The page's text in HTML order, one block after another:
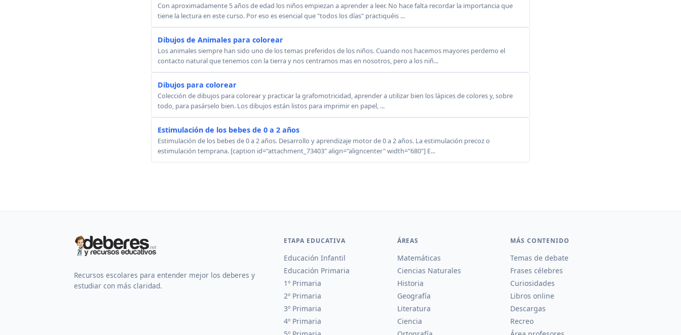
Con aproximadamente 5 años de edad los niños empiezan a aprender a leer. No hace falta recordar la importancia que
tiene la lectura en este curso. Por eso es esencial que "todos los días" practiquéis ...
Dibujos de Animales para colorear
Los animales siempre han sido uno de los temas preferidos de los niños. Cuando nos hacemos mayores perdemo el
contacto natural que tenemos con la tierra y nos centramos mas en nosotros, pero a los niñ...
Dibujos para colorear
Colección de dibujos para colorear y practicar la grafomotricidad, aprender a utilizar bien los lápices de colores y, sobre
todo, para pasárselo bien. Los dibujos están listos para imprimir en papel, ...
Estimulación de los bebes de 0 a 2 años
Estimulación de los bebes de 0 a 2 años. Desarrollo y aprendizaje motor de 0 a 2 años. La estimulación precoz o
estimulación temprana. [caption id="attachment_73403" align="aligncenter" width="680"] E...
Recursos escolares para entender mejor los deberes y
estudiar con más claridad.
ETAPA EDUCATIVA
Educación Infantil
Educación Primaria
1º Primaria
2º Primaria
3º Primaria
4º Primaria
ÁREAS
Matemáticas
Ciencias Naturales
Historia
Geografía
Literatura
Ciencia
MÁS CONTENIDO
Temas de debate
Frases célebres
Curiosidades
Libros online
Descargas
Recreo